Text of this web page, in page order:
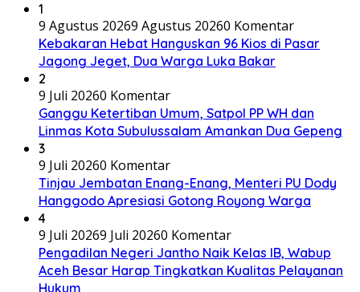
1
9 Agustus 20269 Agustus 20260 Komentar
Kebakaran Hebat Hanguskan 96 Kios di Pasar
Jagong Jeget, Dua Warga Luka Bakar
2
9 Juli 20260 Komentar
Ganggu Ketertiban Umum, Satpol PP WH dan
Linmas Kota Subulussalam Amankan Dua Gepeng
3
9 Juli 20260 Komentar
Tinjau Jembatan Enang-Enang, Menteri PU Dody
Hanggodo Apresiasi Gotong Royong Warga
4
9 Juli 20269 Juli 20260 Komentar
Pengadilan Negeri Jantho Naik Kelas IB, Wabup
Aceh Besar Harap Tingkatkan Kualitas Pelayanan
Hukum